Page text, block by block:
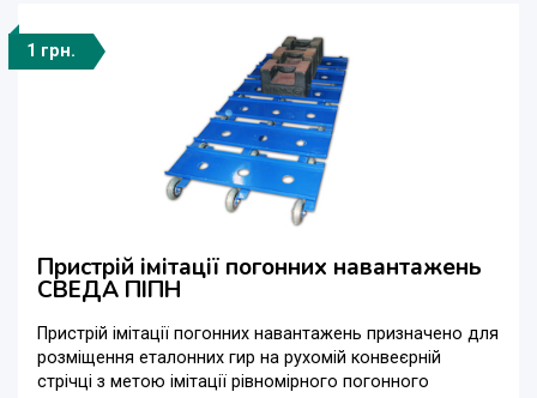
1 грн.
Пристрій імітації погонних навантажень
СВЕДА ПІПН
Пристрій імітації погонних навантажень призначено для
розміщення еталонних гир на рухомій конвеєрній
стрічці з метою імітації рівномірного погонного